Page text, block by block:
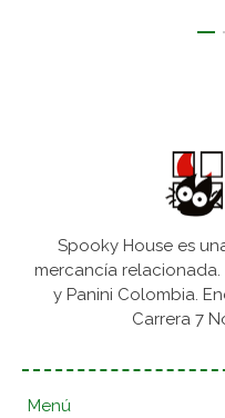
Spooky House es
mercancía
y Panini Colombia.
Carrera 7
Menú